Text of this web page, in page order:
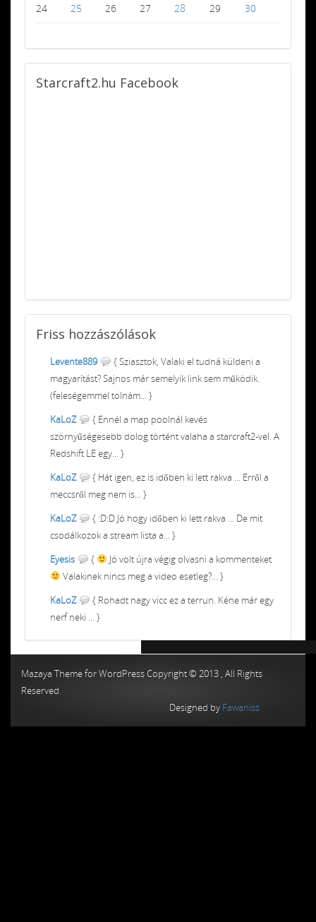
24 25 26 27 28 29 30
Starcraft2.hu Facebook
Friss hozzászólások
Levente889
{ Sziasztok, Valaki el tudná küldeni a
magyarítást? Sajnos már semelyik link sem működik.
(feleségemmel tolnám... }
KaLoZ
{ Ennél a map poolnál kevés
szörnyűségesebb dolog történt valaha a starcraft2-vel. A
Redshift LE egy... }
KaLoZ
{ Hát igen, ez is időben ki lett rakva ... Erről a
meccsről meg nem is... }
KaLoZ
{ :D:D Jó hogy időben ki lett rakva ... De mit
csodálkozok a stream lista a... }
Eyesis
{
Jó volt újra végig olvasni a kommenteket
Valakinek nincs meg a video esetleg?... }
KaLoZ
{ Rohadt nagy vicc ez a terrun. Kéne már egy
nerf neki ... }
Mazaya Theme for WordPress Copyright © 2013 , All Rights
Reserved
Designed by Fawaniss